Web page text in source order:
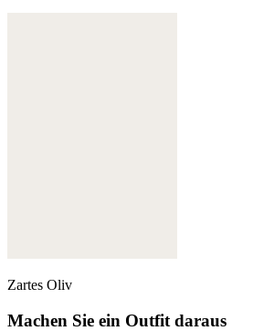
Zartes Oliv
Machen Sie ein Outfit daraus